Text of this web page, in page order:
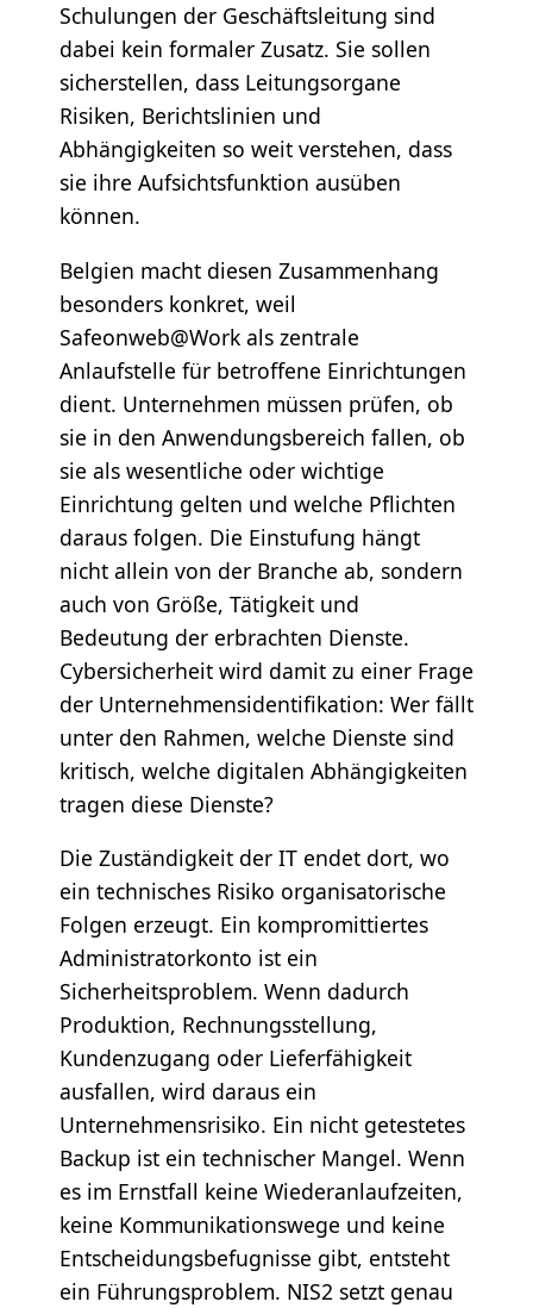
Schulungen der Geschäftsleitung sind
dabei kein formaler Zusatz. Sie sollen
sicherstellen, dass Leitungsorgane
Risiken, Berichtslinien und
Abhängigkeiten so weit verstehen, dass
sie ihre Aufsichtsfunktion ausüben
können.
Belgien macht diesen Zusammenhang
besonders konkret, weil
Safeonweb@Work als zentrale
Anlaufstelle für betroffene Einrichtungen
dient. Unternehmen müssen prüfen, ob
sie in den Anwendungsbereich fallen, ob
sie als wesentliche oder wichtige
Einrichtung gelten und welche Pflichten
daraus folgen. Die Einstufung hängt
nicht allein von der Branche ab, sondern
auch von Größe, Tätigkeit und
Bedeutung der erbrachten Dienste.
Cybersicherheit wird damit zu einer Frage
der Unternehmensidentifikation: Wer fällt
unter den Rahmen, welche Dienste sind
kritisch, welche digitalen Abhängigkeiten
tragen diese Dienste?
Die Zuständigkeit der IT endet dort, wo
ein technisches Risiko organisatorische
Folgen erzeugt. Ein kompromittiertes
Administratorkonto ist ein
Sicherheitsproblem. Wenn dadurch
Produktion, Rechnungsstellung,
Kundenzugang oder Lieferfähigkeit
ausfallen, wird daraus ein
Unternehmensrisiko. Ein nicht getestetes
Backup ist ein technischer Mangel. Wenn
es im Ernstfall keine Wiederanlaufzeiten,
keine Kommunikationswege und keine
Entscheidungsbefugnisse gibt, entsteht
ein Führungsproblem. NIS2 setzt genau